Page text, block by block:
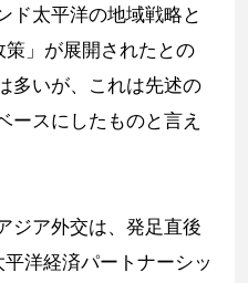
ド太平洋の地域戦略と
」が展開されたとの
多いが、これは先述の
ースにしたものと言え
ジア外交は、発足直後
洋経済パートナーシッ